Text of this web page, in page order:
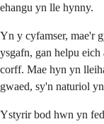
ehangu yn lle hynny.
Yn y cyfamser, mae'r
ysgafn, gan helpu
corff. Mae hyn yn
gwaed, sy'n naturiol
Ystyrir bod hwn yn